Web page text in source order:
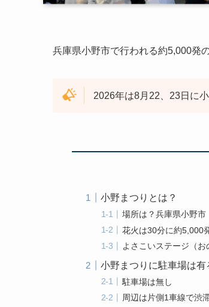
兵庫県小野市で行われる約5,000発
2026年は8月22、23日に
小野まつりとは？
場所は？兵庫県小野市
花火は30分に約5,000
よさこいステージ（
小野まつりに駐車場は有
駐車場は無し
周辺は片側1車線で渋